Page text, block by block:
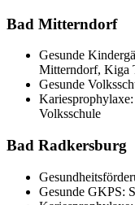
Bad Mitterndorf
Gesunde
Mitterndorf, Kiga
Gesunde
Volksschule
Bad Radkersburg
Gesunde GKPS: